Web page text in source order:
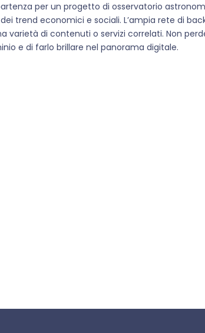
per un progetto di osservatorio
trend economici e sociali. L’ampia rete di
di contenuti o servizi correlati. Non
e di farlo brillare nel panorama digitale.